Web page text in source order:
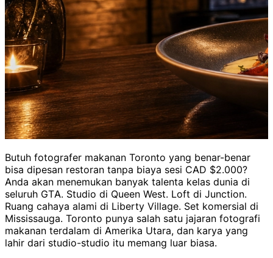
Butuh fotografer makanan Toronto yang benar-benar
bisa dipesan restoran tanpa biaya sesi CAD $2.000?
Anda akan menemukan banyak talenta kelas dunia di
seluruh GTA. Studio di Queen West. Loft di Junction.
Ruang cahaya alami di Liberty Village. Set komersial di
Mississauga. Toronto punya salah satu jajaran fotografi
makanan terdalam di Amerika Utara, dan karya yang
lahir dari studio-studio itu memang luar biasa.